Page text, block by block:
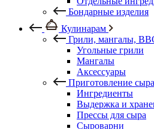
Бондарные изделия
Кулинарам
Грили, мангалы,
Угольные грили
Мангалы
Аксессуары
Приготовление сыра
Ингредиенты
Выдержка и
Прессы для сыра
Сыроварни